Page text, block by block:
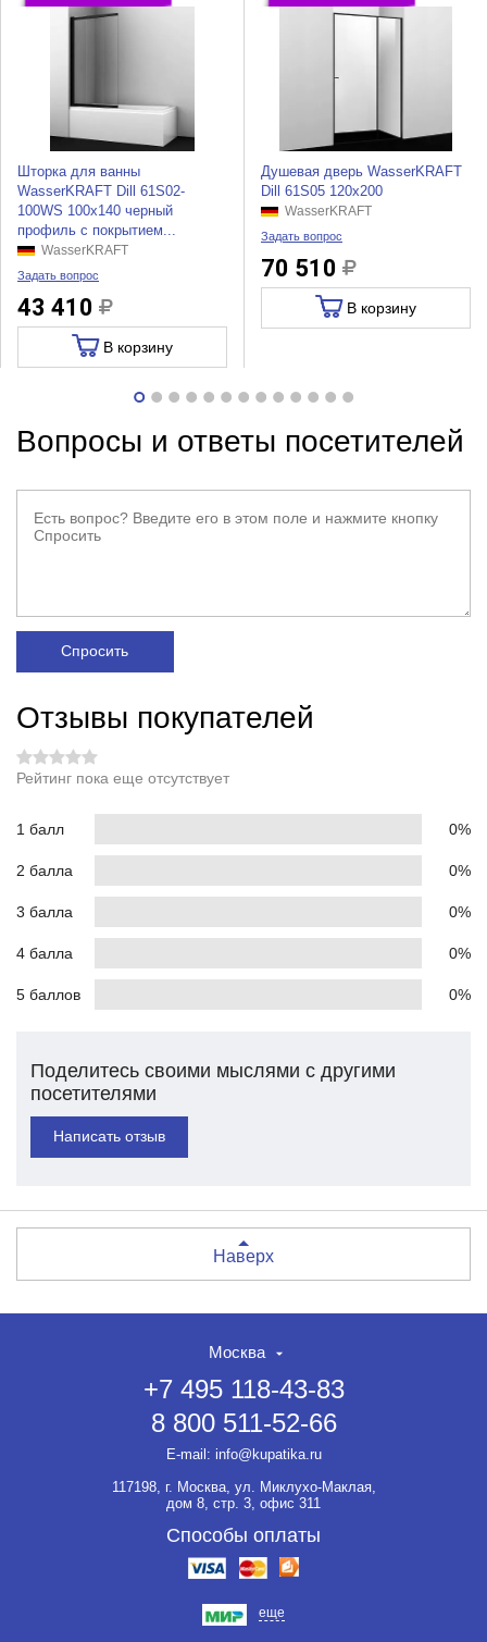
Шторка для ванны
WasserKRAFT Dill 61S02-
100WS 100х140 черный
профиль с покрытием...
WasserKRAFT
Задать вопрос
43 410
В корзину
Душевая дверь WasserKRAFT
Dill 61S05 120x200
WasserKRAFT
Задать вопрос
70 510
В корзину
Вопросы и ответы посетителей
Спросить
Отзывы покупателей
Рейтинг пока еще отсутствует
1 балл 0%
2 балла 0%
3 балла 0%
4 балла 0%
5 баллов 0%
Поделитесь своими мыслями с другими
посетителями
Написать отзыв
Наверх
Москва
+7 495 118-43-83
8 800 511-52-66
E-mail: info@kupatika.ru
117198, г. Москва, ул. Миклухо-Маклая,
дом 8, стр. 3, офис 311
Способы оплаты
еще